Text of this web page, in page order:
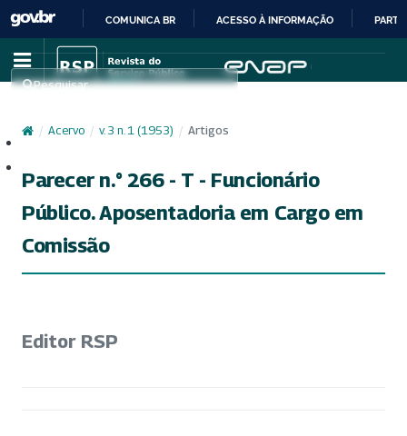
IR
PARA
CONTEÚDO
COMUNICA BR ACESSO À INFORMAÇÃO
Pesquisar
/ Acervo / v. 3 n. 1 (1953) / Artigos
Parecer n.° 266 - T - Funcionário
Público. Aposentadoria em Cargo em
Comissão
Editor RSP